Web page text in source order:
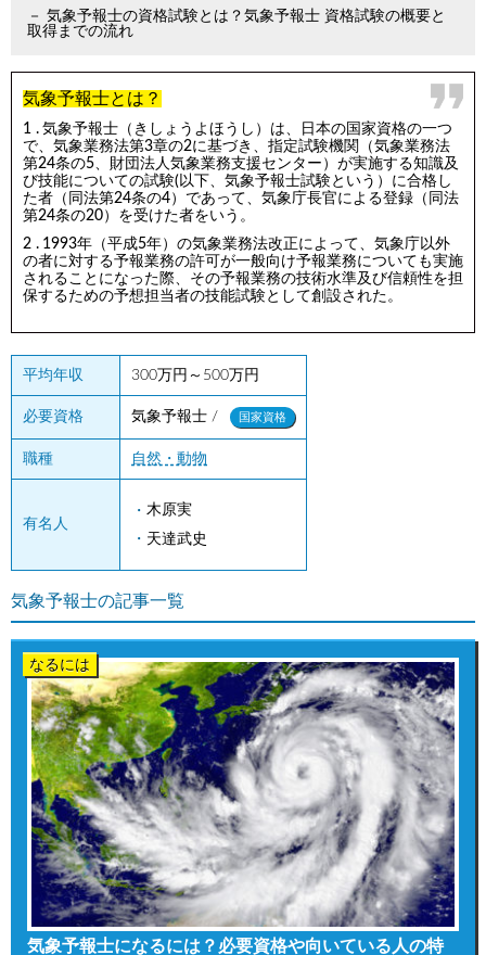
気象予報士の資格試験とは？気象予報士 資格試験の概要と
取得までの流れ
気象予報士とは？
気象予報士（きしょうよほうし）は、日本の国家資格の一つ
で、気象業務法第3章の2に基づき、指定試験機関（気象業務法
第24条の5、財団法人気象業務支援センター）が実施する知識及
び技能についての試験(以下、気象予報士試験という）に合格し
た者（同法第24条の4）であって、気象庁長官による登録（同法
第24条の20）を受けた者をいう。
1993年（平成5年）の気象業務法改正によって、気象庁以外
の者に対する予報業務の許可が一般向け予報業務についても実施
されることになった際、その予報業務の技術水準及び信頼性を担
保するための予想担当者の技能試験として創設された。
平均年収 300万円～500万円
必要資格 気象予報士 / 国家資格
職種 自然・動物
有名人
木原実
天達武史
気象予報士の記事一覧
なるには
気象予報士になるには？必要資格や向いている人の特